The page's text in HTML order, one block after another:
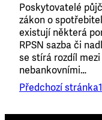
Poskytovatelé
zákon o
existují některá
RPSN sazba či
se stírá rozdíl
nebankovními…
Předchozí stránka1